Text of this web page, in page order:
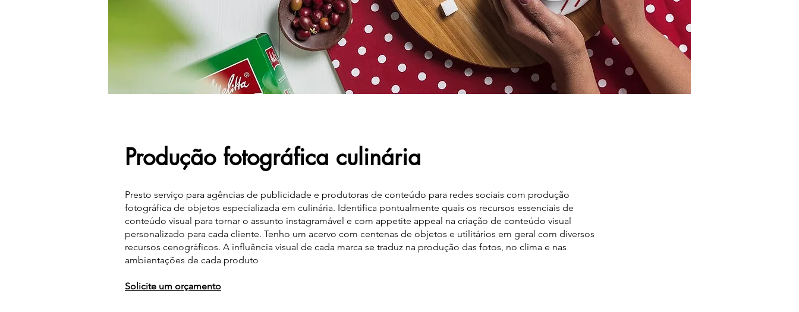
Produção fotográfica culinária
Presto serviço para agências de publicidade e produtoras de conteúdo para redes sociais com produção
fotográfica de objetos especializada em culinária. Identifica pontualmente quais os recursos essenciais de
conteúdo visual para tornar o assunto instagramável e com appetite appeal na criação de conteúdo visual
personalizado para cada cliente. Tenho um acervo com centenas de objetos e utilitários em geral com diversos
recursos cenográficos. A influência visual de cada marca se traduz na produção das fotos, no clima e nas
ambientações de cada produto
Solicite um orçamento